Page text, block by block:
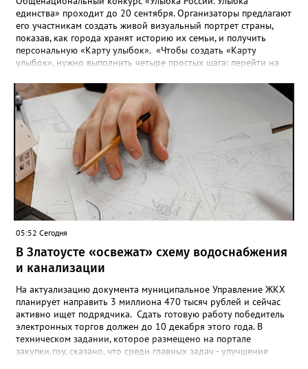
единства» проходит до 20 сентября. Организаторы предлагают
его участникам создать живой визуальный портрет страны,
показав, как города хранят историю их семьи, и получить
персональную «Карту улыбок». «Чтобы создать «Карту
улыбок», нужно выполнить четыре простых шага: перейти на
улыбок»; загрузить фотографию с улыбкой – подойдёт портрет
одного человека, пары, семьи или нескольких поколений в
одном кадре; отметить один или несколько городов,
связанных с историей семьи или важными воспоминаниями;
добавить подписи к городам, кратко объяснив связь с каждым
из них, указать контакты и подтвердить согласие с правилами
проекта», - говорится в инструкции на сайте проекта. ‍Заявка
может быть семейной, а после модерации стать частью
визуального архива проекта. 20 участников обещают
пригласить на итоговую фотосессию в Москве. Персональную
«Карту улыбок», которую можно скачать, сохранить и
опубликовать в социальных сетях, отмечают в оргкомитете,
получат все, кто улыбнулся.
05:52 Сегодня
В Златоусте «освежат» схему водоснабжения
и канализации
На актуализацию документа муниципальное Управление ЖКХ
планирует направить 3 миллиона 470 тысяч рублей и сейчас
активно ищет подрядчика. Сдать готовую работу победитель
электронных торгов должен до 10 декабря этого года. В
техническом задании, которое размещено на портале
закупки.гоу, сказано, что среди главных задач - улучшение